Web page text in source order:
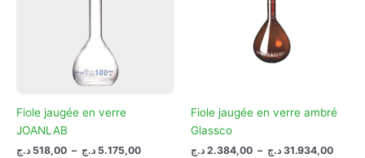
Fiole jaugée en verre
JOANLAB
518,00 د.ج – 5.175,00 د.ج
Plage
Fiole jaugée en verre ambré
Glassco
2.384,00 د.ج – 31.934,00 د.ج
Plage